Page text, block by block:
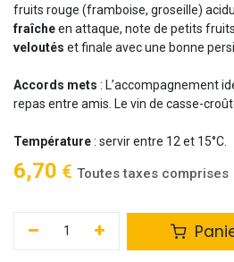
fruits rouge (framboise, groseille)
fraîcheen attaque, note de petits
veloutés et finale avec une bonne
Accords mets : L’accompagnement
repas entre amis. Le vin de casse-
Température: servir entre 12 et 15°C.
6,70 € Toutes taxes comprises